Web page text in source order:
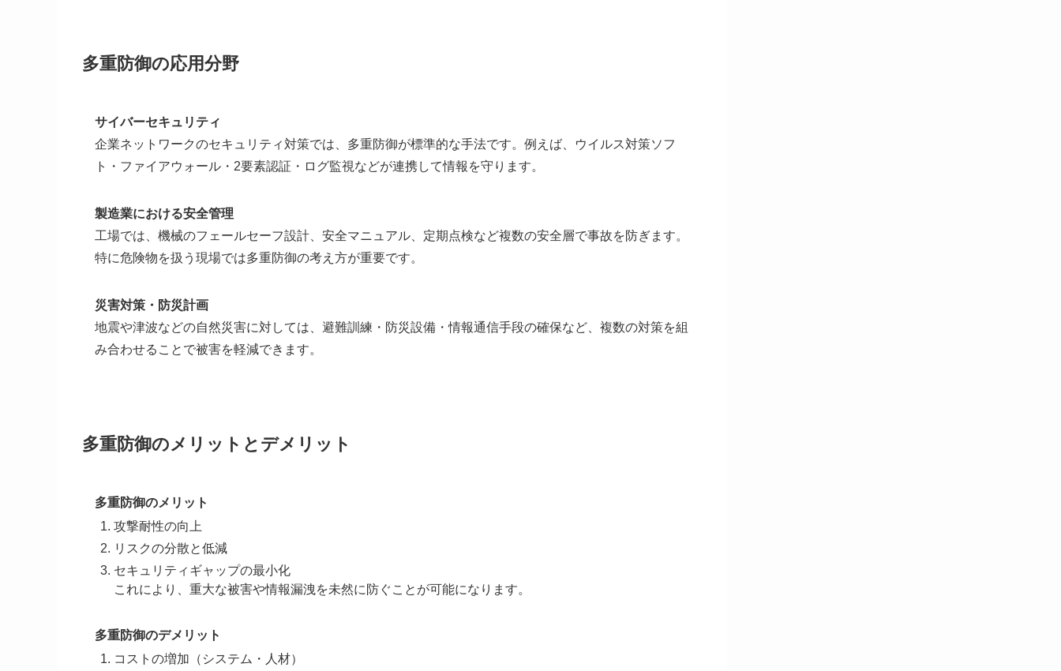
多重防御の応用分野
サイバーセキュリティ
企業ネットワークのセキュリティ対策では、多重防御が標準的な手法です。例えば、ウイルス対策ソフ
ト・ファイアウォール・2要素認証・ログ監視などが連携して情報を守ります。
製造業における安全管理
工場では、機械のフェールセーフ設計、安全マニュアル、定期点検など複数の安全層で事故を防ぎます。
特に危険物を扱う現場では多重防御の考え方が重要です。
災害対策・防災計画
地震や津波などの自然災害に対しては、避難訓練・防災設備・情報通信手段の確保など、複数の対策を組
み合わせることで被害を軽減できます。
多重防御のメリットとデメリット
多重防御のメリット
攻撃耐性の向上
リスクの分散と低減
セキュリティギャップの最小化
これにより、重大な被害や情報漏洩を未然に防ぐことが可能になります。
多重防御のデメリット
コストの増加（システム・人材）